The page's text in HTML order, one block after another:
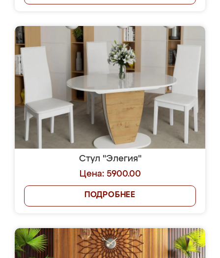
Стул "Элегия"
Цена: 5900.00
ПОДРОБНЕЕ